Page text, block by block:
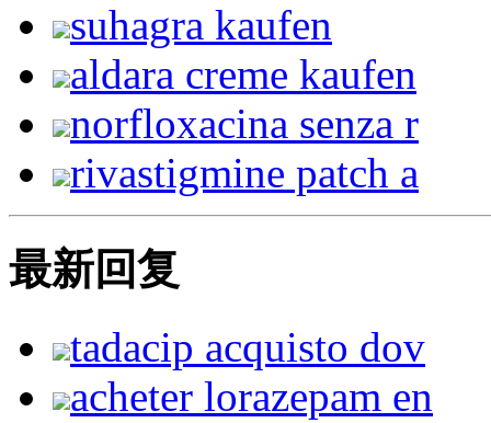
suhagra kaufen
aldara creme kaufen
norfloxacina senza r
rivastigmine patch a
最新回复
tadacip acquisto dov
acheter lorazepam en